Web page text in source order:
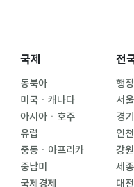
국제
동북아
미국ㆍ캐나다
아시아ㆍ호주
유럽
중동ㆍ아프리카
중남미
국제경제
전
행
서울
경기
인천
강원
세
대